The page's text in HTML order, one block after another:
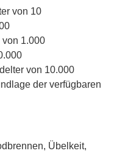
von 10
1.000
von 10.000
der verfügbaren
Übelkeit,